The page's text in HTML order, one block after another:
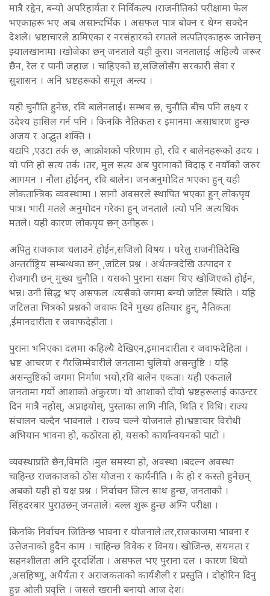
मात्रै रहृेन, बन्यो अपरिहार्यता र निर्विकल्प ।राजनीतिको परीक्षामा फेल
भएकाहरू भए अब असान्दर्भिक । असफल पात्र बोक्न र थेग्न सक्दैन
देशले। भ्रष्टाचारले डामिएका र नरसंहारको रगतले लत्पतिएकाहरू जानेछन्
झ्यालखानामा ।खोजेका छन् जनताले यही कुरा। जनतालाई अहिल्यै जरूर
छैन, रेल र पानी जहाज । चाहिएको छ,सजिलोसँग सरकारी सेवा र
सुशासन । अनि भ्रष्टहरूको समूल अन्त्य ।
यही चुनौति हुनेछ, रवि बालेनलाई। सम्भव छ, चुनौति बीच पनि लक्ष्य र
उदेश्य हासिल गर्न पनि । किनकि नैतिकता र इमानमा असाधारण हुन्छ
अजय र अद्भुत शक्ति ।
यद्यपि ,एउटा तर्क छ, आक्रोशको परिणाम हो, रवि र बालेनहरूको उदय ।
यो पनि हो सत्य तर्क ।तर, मुल सत्य अब पुरानाको विदाइ र नयाँको जरुर
आगमन । नौला होईनन्, रवि बालेन। जनअनुमोदित भएका हुन् यही
लोकतान्त्रिक व्यवस्थामा । सानो अवसरले स्थापित भएका हुन् लोकपृय
पात्र। भारी मतले अनुमोदन गरेका हुन् जनताले ।त्यो पनि अत्यधिक
मतले। यही कारण लोकपृय छन् उनीहरू ।
अपितु राजकाज चलाउने होईन,सजिलो विषय । घरेलुु राजनीतिदेखि
अन्तर्राष्ट्रिय सम्बन्धका छन् ,जटिल प्रश्न । अर्थतन्त्रदेखि उत्पादन र
रोजगारी छन् मुख्य चुनौति । यसको पुराना सक्षम थिए खोजिएको होईन,
भन्न। उनी सिद्ध भए असफल ।त्यसैको जगमा बन्यो जटिल स्थिति । यहि
जटिलता भित्रको प्रश्नको जवाफ दिने मुख्य हतियार हुन्, नैतिकता
,ईमानदारीता र जवाफदेहीता ।
पुराना भनिएका दलमा कहिल्यै देखिएन,इमानदारीता र जवाफदेहिता ।
भ्रष्ट आचरण र गैरजिम्मेवारीले जनतामा चुलियो असन्तुष्टि । यहि
असन्तुष्टिको जगमा निर्माण भयो,रवि बालेन एकता। यही एकताले
जनतामा गर्यो आशाको अंकुरण। यो आशाको दीयो भ्रष्टहरूलाई काउन्टर
दिन मात्रै नहोस्, अप्नाइयोस्, पुस्ताका लागि नीति, थिति र विधि। राज्य
संचालन चल्दैन भावनाले । राज्य चल्ने योजनाले हो।भ्रष्टाचार विरोधी
अभियान भावना हो, कठोरता हो, यसको कार्यान्वयनको पाटो ।
व्यवस्थाप्रति छैन,विमति ।मुल समस्या हो, अवस्था ।बदल्न अवस्था
चाहिन्छ राजकाजको ठोस योजना र कार्यनीति । के हो र कस्तो हुनेछन्
अबको यही हो यक्ष प्रश्न । निर्वाचन जित्न साथ हुन्छ, जनताको ।
सिंहदरबार पुराउछन् जनताले। बल्ल शुरू हुन्छ अग्नि परीक्षा ।
किनकि निर्वाचन जितिन्छ भावना र योजनाले।तर,राजकाजमा भावना र
उत्तेजनाको हुदैन काम । चाहिन्छ विवेक र विनय। खोजिन्छ, संयमता र
सहनशीलता अनि दूरदर्शिता । असफल भए पुराना दल । कारण थियो
,असहिष्णु, अधैर्यता र अराजकताको कार्यशैली र प्रस्तुति । दोहोरिन दिनु
हुन्न ओली प्रवृत्ति । जसले खरानी बनायो आज देश।